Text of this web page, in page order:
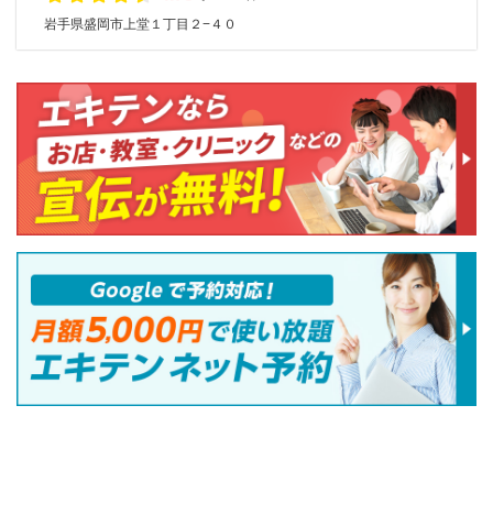
岩手県盛岡市上堂１丁目２−４０